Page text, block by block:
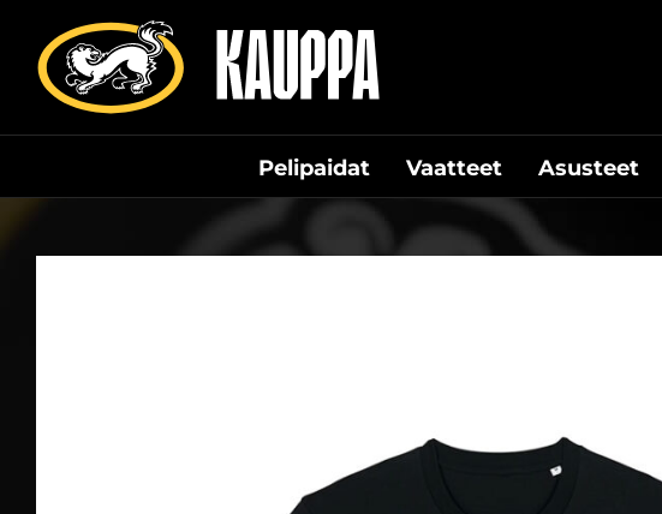
suoraan
sisältöön
Pelipaidat Vaatteet Asusteet